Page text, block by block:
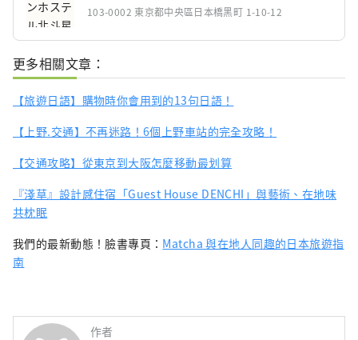
103-0002 東京都中央區日本橋黑町 1-10-12
更多相關文章：
【旅遊日語】購物時你會用到的13句日語！
【上野.交通】不再迷路！6個上野車站的完全攻略！
【交通攻略】從東京到大阪怎麼移動最划算
『淺草』設計感住宿「Guest House DENCHI」與藝術、在地味
共枕眠
我們的最新動態！臉書專頁： Matcha 與在地人同趣的日本旅遊指
南
作者